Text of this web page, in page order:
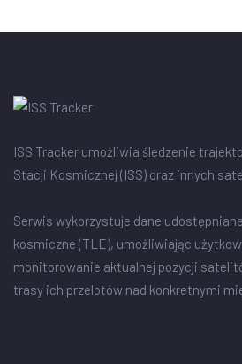
ISS Tracker umożliwia śledzenie
Stacji Kosmicznej (ISS) oraz innych
Serwis wykorzystuje dane
kosmiczne (TLE), umożliwiając
monitorowanie aktualnej pozycji
trasy ich przelotów nad konkretnymi